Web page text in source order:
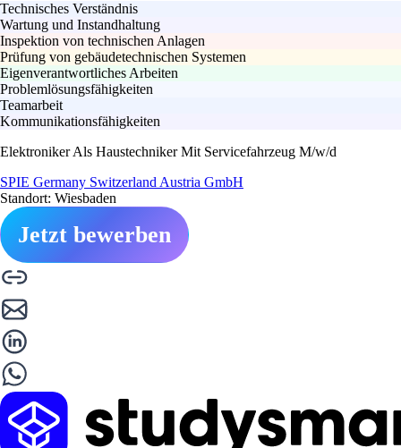
Technisches Verständnis
Wartung und Instandhaltung
Inspektion von technischen Anlagen
Prüfung von gebäudetechnischen Systemen
Eigenverantwortliches Arbeiten
Problemlösungsfähigkeiten
Teamarbeit
Kommunikationsfähigkeiten
Elektroniker Als Haustechniker Mit Servicefahrzeug M/w/d
SPIE Germany Switzerland Austria GmbH
Standort: Wiesbaden
Jetzt bewerben